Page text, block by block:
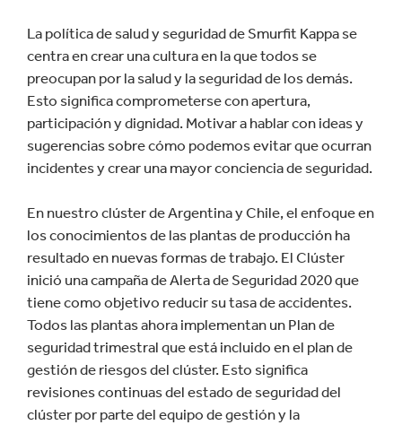
La política de salud y seguridad de Smurfit Kappa se
centra en crear una cultura en la que todos se
preocupan por la salud y la seguridad de los demás.
Esto significa comprometerse con apertura,
participación y dignidad. Motivar a hablar con ideas y
sugerencias sobre cómo podemos evitar que ocurran
incidentes y crear una mayor conciencia de seguridad.
En nuestro clúster de Argentina y Chile, el enfoque en
los conocimientos de las plantas de producción ha
resultado en nuevas formas de trabajo. El Clúster
inició una campaña de Alerta de Seguridad 2020 que
tiene como objetivo reducir su tasa de accidentes.
Todos las plantas ahora implementan un Plan de
seguridad trimestral que está incluido en el plan de
gestión de riesgos del clúster. Esto significa
revisiones continuas del estado de seguridad del
clúster por parte del equipo de gestión y la